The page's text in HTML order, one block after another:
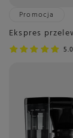
Promocja
Ekspres